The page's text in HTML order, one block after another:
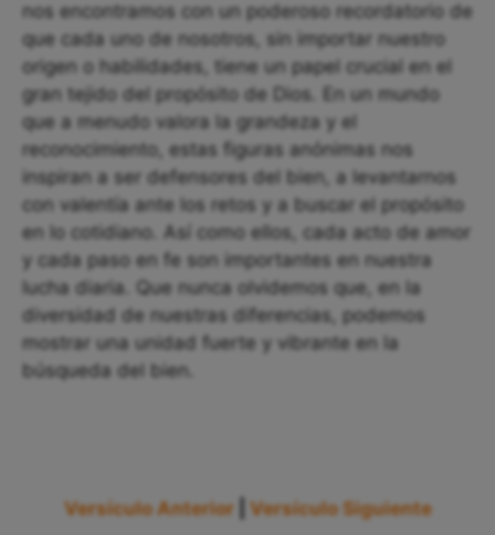
nos encontramos con un poderoso recordatorio de
que cada uno de nosotros, sin importar nuestro
origen o habilidades, tiene un papel crucial en el
gran tejido del propósito de Dios. En un mundo
que a menudo valora la grandeza y el
reconocimiento, estas figuras anónimas nos
inspiran a ser defensores del bien, a levantarnos
con valentía ante los retos y a buscar el propósito
en lo cotidiano. Así como ellos, cada acto de amor
y cada paso en fe son importantes en nuestra
lucha diaria. Que nunca olvidemos que, en la
diversidad de nuestras diferencias, podemos
mostrar una unidad fuerte y vibrante en la
búsqueda del bien.
Versículo Anterior Versículo Siguiente